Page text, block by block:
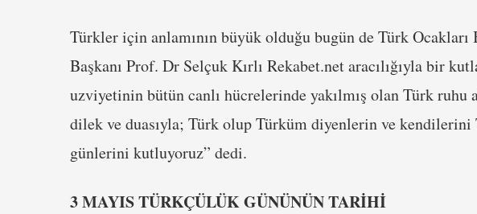
Türkler için anlamının büyük olduğu bugün de Türk
Başkanı Prof. Dr Selçuk Kırlı Rekabet.net aracılığıyla bir
uzviyetinin bütün canlı hücrelerinde yakılmış olan Türk ruhu
dilek ve duasıyla; Türk olup Türküm diyenlerin ve
günlerini kutluyoruz” dedi.
3 MAYIS TÜRKÇÜLÜK GÜNÜNÜN TARİHİ